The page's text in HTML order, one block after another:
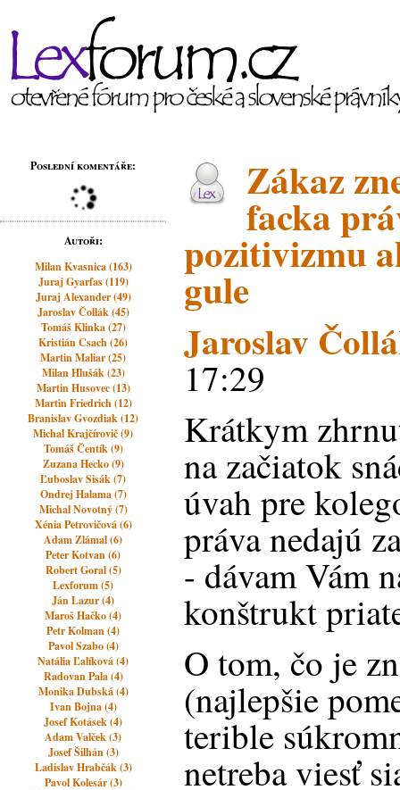
Poslední komentáře:
Autoři:
Milan Kvasnica (163)
Juraj Gyarfas (119)
Juraj Alexander (49)
Jaroslav Čollák (45)
Tomáš Klinka (27)
Kristián Csach (26)
Martin Maliar (25)
Milan Hlušák (23)
Martin Husovec (13)
Martin Friedrich (12)
Branislav Gvozdiak (12)
Michal Krajčírovič (9)
Tomáš Čentík (9)
Zuzana Hecko (9)
Ľuboslav Sisák (7)
Ondrej Halama (7)
Michal Novotný (7)
Xénia Petrovičová (6)
Adam Zlámal (6)
Peter Kotvan (6)
Robert Goral (5)
Lexforum (5)
Ján Lazur (4)
Maroš Hačko (4)
Petr Kolman (4)
Pavol Szabo (4)
Natália Ľalíková (4)
Radovan Pala (4)
Monika Dubská (4)
Ivan Bojna (4)
Josef Kotásek (4)
Adam Valček (3)
Josef Šilhán (3)
Ladislav Hrabčák (3)
Pavol Kolesár (3)
Zákaz
facka
pozitivizmu
gule
Jaroslav
17:29
Krátkym
na začiatok
úvah pre
práva nedajú
- dávam Vám
konštrukt
O tom, čo je
(najlepšie
terible
netreba viesť